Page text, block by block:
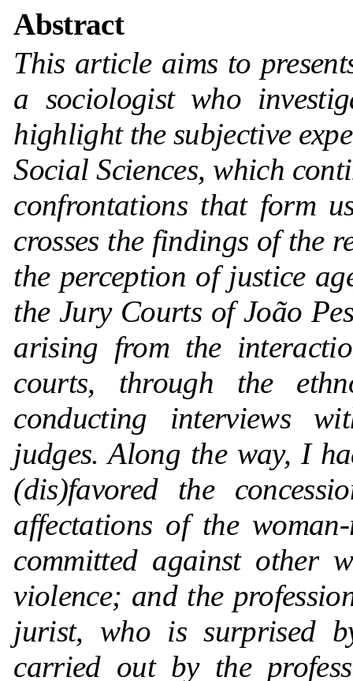
Abstract
This article aims to
a sociologist who
highlight the subjective
Social Sciences, which
confrontations that form
crosses the findings of the
the perception of justice
the Jury Courts of João
arising from the
courts, through the
conducting interviews
judges. Along the way, I
(dis)favored the
affectations of the
committed against other
violence; and the
jurist, who is surprised
carried out by the